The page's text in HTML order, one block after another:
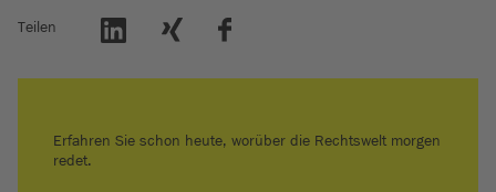
Teilen
Erfahren Sie schon heute, worüber die Rechtswelt morgen
redet.